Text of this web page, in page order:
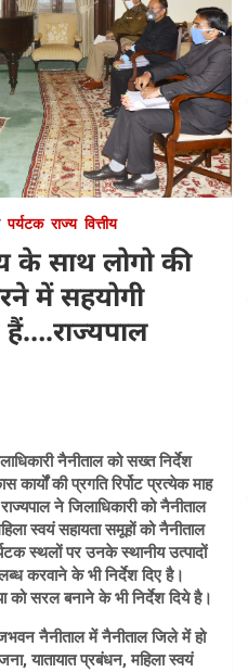
पर्यटक राज्य वित्तीय
के साथ लोगो की
में सहयोगी
नैनीताल को सख्त निर्देश
की प्रगति रिर्पोट प्रत्येक माह
ने जिलाधिकारी को नैनीताल
स्वयं सहायता समूहों को नैनीताल
स्थलों पर उनके स्थानीय उत्पादों
करवाने के भी निर्देश दिए है।
को सरल बनाने के भी निर्देश दिये है।
नैनीताल में नैनीताल जिले में हो
यातायात प्रबंधन, महिला स्वयं